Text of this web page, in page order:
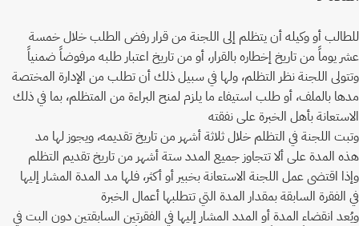
للطالب أو وكيله أن يتظلم إلى اللجنة من قرار رفض الطلب خلال خمسة
عشر يوماً من تاريخ إخطاره بالقرار، أو من تاريخ اعتبار طلبه مرفوضاً ضمنياً
وتتولى اللجنة نظر التظلم، ولها في سبيل ذلك أن تطلب من الإدارة المختصة
مدها بالملف، أو طلب استيفاء ما يلزم لمنح البراءة من المتظلم، بما في ذلك
الاستعانة بأهل الخبرة على نفقته
وتبت اللجنة في التظلم خلال ثلاثة أشهر من تاريخ تقديمه، ويجوز لها مد
هذه المدة على ألا تتجاوز جميع المدد ستة أشهر من تاريخ تقديم التظلم
وإذا اقتضى عمل اللجنة الاستعانة بخبير أو أكثر، فلها مد المدة المشار إليها
في الفقرة السابقة بمقدار المدة التي تتطلبها أعمال الخبرة
ويُعد انقضاء المدة أو المدد المشار إليها في الفقرتين السابقتين دون البت في